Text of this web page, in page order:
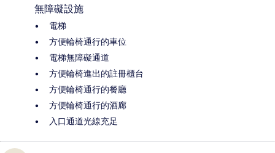
無障礙設施
電梯
方便輪椅通行的車位
電梯無障礙通道
方便輪椅進出的註冊櫃台
方便輪椅通行的餐廳
方便輪椅通行的酒廊
入口通道光線充足